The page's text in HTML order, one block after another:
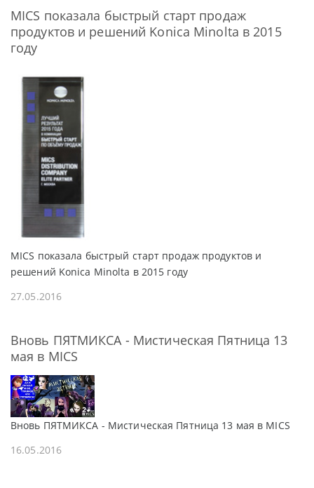
MICS показала быстрый старт продаж
продуктов и решений Konica Minolta в 2015
году
MICS показала быстрый старт продаж продуктов и
решений Konica Minolta в 2015 году
27.05.2016
Вновь ПЯТМИКСА - Мистическая Пятница 13
мая в MICS
Вновь ПЯТМИКСА - Мистическая Пятница 13 мая в MICS
16.05.2016